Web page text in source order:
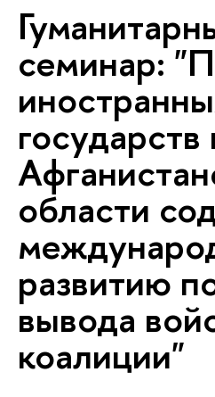
семинар:
государств
области
развитию
вывода
коалиции"